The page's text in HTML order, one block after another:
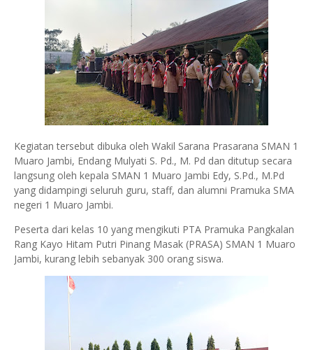
Kegiatan tersebut dibuka oleh Wakil Sarana Prasarana SMAN 1
Muaro Jambi, Endang Mulyati S. Pd., M. Pd dan ditutup secara
langsung oleh kepala SMAN 1 Muaro Jambi Edy, S.Pd., M.Pd
yang didampingi seluruh guru, staff, dan alumni Pramuka SMA
negeri 1 Muaro Jambi.
Peserta dari kelas 10 yang mengikuti PTA Pramuka Pangkalan
Rang Kayo Hitam Putri Pinang Masak (PRASA) SMAN 1 Muaro
Jambi, kurang lebih sebanyak 300 orang siswa.